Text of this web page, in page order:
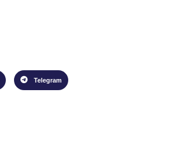
Telegram